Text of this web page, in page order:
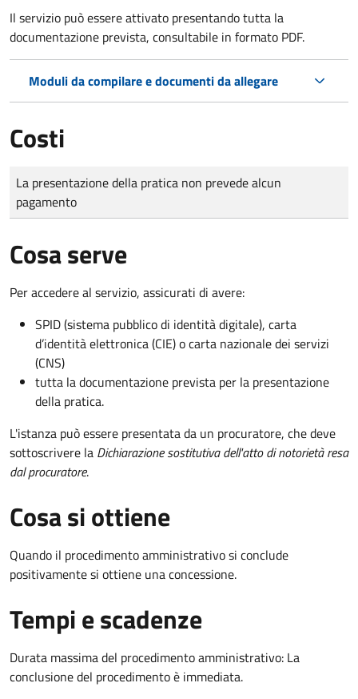
Il servizio può essere attivato presentando tutta la
documentazione prevista, consultabile in formato PDF.
Moduli da compilare e documenti da allegare
Costi
Tipo di pagamento
Importo
La presentazione della pratica non prevede alcun
pagamento
Cosa serve
Per accedere al servizio, assicurati di avere:
SPID (sistema pubblico di identità digitale), carta
d’identità elettronica (CIE) o carta nazionale dei servizi
(CNS)
tutta la documentazione prevista per la presentazione
della pratica.
L'istanza può essere presentata da un procuratore, che deve
sottoscrivere la Dichiarazione sostitutiva dell'atto di notorietà resa
dal procuratore.
Cosa si ottiene
Quando il procedimento amministrativo si conclude
positivamente si ottiene una concessione.
Tempi e scadenze
Durata massima del procedimento amministrativo: La
conclusione del procedimento è immediata.